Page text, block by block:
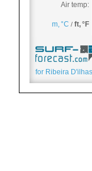
for Ribeira D'ilhas